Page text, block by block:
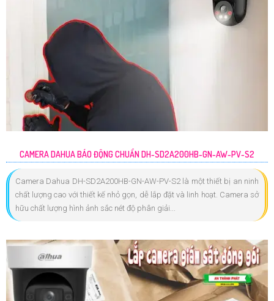
CAMERA DAHUA BÁO ĐỘNG CHUẨN DH-SD2A200HB-GN-AW-PV-S2
Camera Dahua DH-SD2A200HB-GN-AW-PV-S2 là một thiết bị an ninh
chất lượng cao với thiết kế nhỏ gọn, dễ lắp đặt và linh hoạt. Camera sở
hữu chất lượng hình ảnh sắc nét độ phân giải...